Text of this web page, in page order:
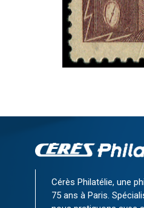
Cérès Philatélie, une
75 ans à Paris.